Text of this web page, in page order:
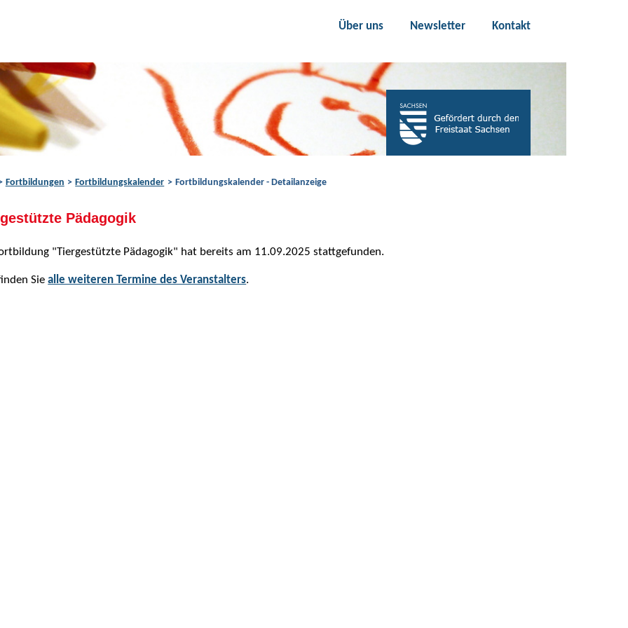
Über uns
Newsletter Kontakt
Fortbildungen Fortbildungskalender Fortbildungskalender - Detailanzeige
Pädagogik
"Tiergestützte Pädagogik" hat bereits am 11.09.2025 stattgefunden.
Siealle weiteren Termine des Veranstalters.